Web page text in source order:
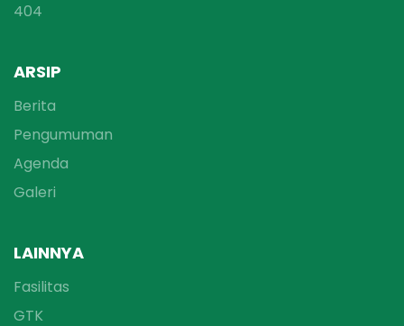
404
ARSIP
Berita
Pengumuman
Agenda
Galeri
LAINNYA
Fasilitas
GTK